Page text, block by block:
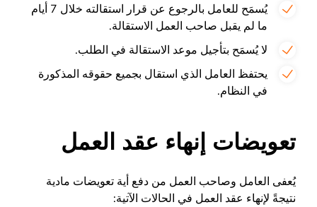
يُسمَح للعامل بالرجوع عن قرار استقالته خلال 7 أيام
ما لم يقبل صاحب العمل الاستقالة.
لا يُسمَح بتأجيل موعد الاستقالة في الطلب.
يحتفظ العامل الذي استقال بجميع حقوقه المذكورة
في النظام.
تعويضات إنهاء عقد العمل
يُعفى العامل وصاحب العمل من دفع أية تعويضات مادية
نتيجةً لإنهاء عقد العمل في الحالات الآتية: